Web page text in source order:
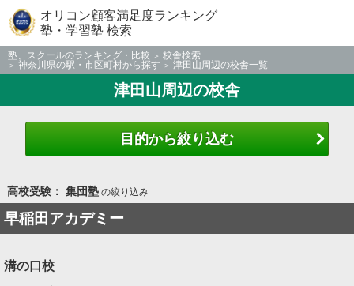
オリコン顧客満足度ランキング
塾・学習塾 検索
塾、スクールのランキング・比較
校舎検索
神奈川県の駅・市区町村から探す
津田山周辺の校舎一覧
津田山周辺の校舎
目的から絞り込む
高校受験： 集団塾の絞り込み
早稲田アカデミー
溝の口校